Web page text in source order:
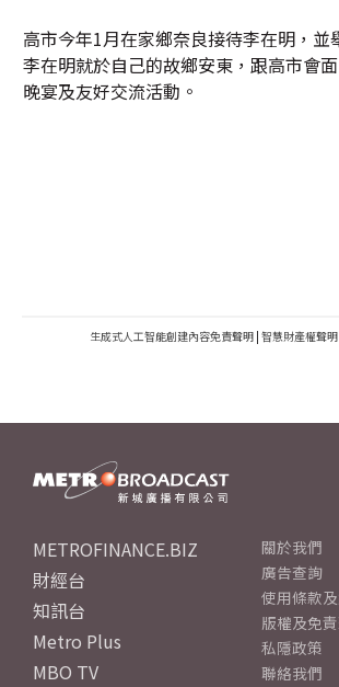
高市今年1月在家鄉奈良接待李在明，並
李在明就於自己的故鄉安東，跟高市會
晚宴及友好交流活動。
生成式人工智能創建內容免責聲明 | 智慧財產權聲明
METROFINANCE.BIZ
財經台
知訊台
Metro Plus
MBO TV
關於我們
廣告查詢
使用條款
版權及免
私隱政策
聯絡我們